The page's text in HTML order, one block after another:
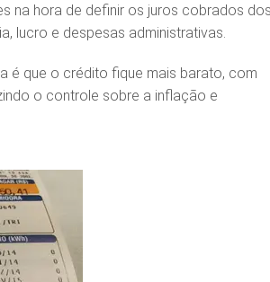
na hora de definir os juros cobrados dos
lucro e despesas administrativas.
é que o crédito fique mais barato, com
o controle sobre a inflação e